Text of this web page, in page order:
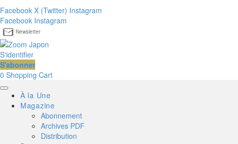
Facebook X (Twitter) Instagram
Facebook Instagram
Newsletter
S'identifier
S'abonner
0 Shopping Cart
À la Une
Magazine
Abonnement
Archives PDF
Distribution